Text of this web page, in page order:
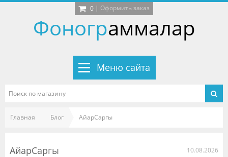
0 | Оформить заказ
Фонограммалар
Меню сайта
Главная Блог АйарСаргы
10.08.2026
АйарСаргы